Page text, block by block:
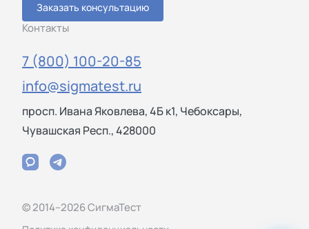
Заказать консультацию
Контакты
7 (800) 100-20-85
info@sigmatest.ru
просп. Ивана Яковлева, 4Б к1, Чебоксары,
Чувашская Респ., 428000
© 2014–2026 СигмаТест